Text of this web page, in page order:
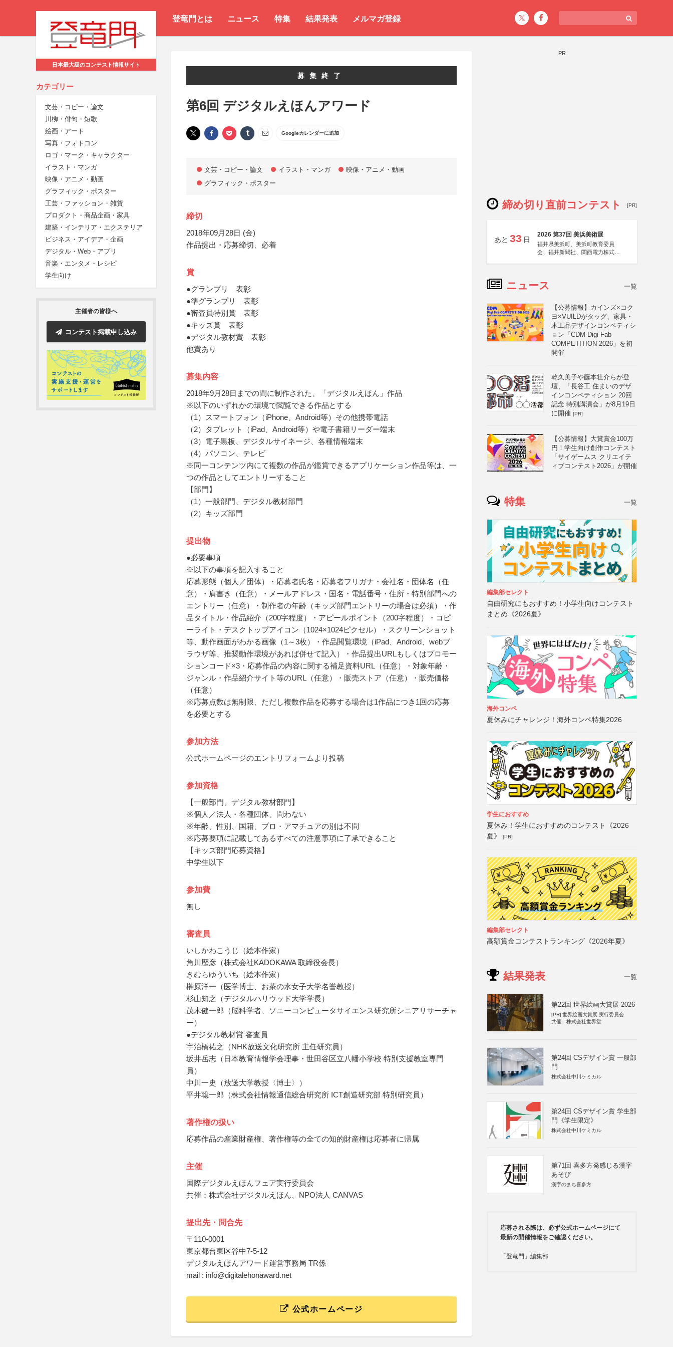
登竜門とは ニュース 特集 結果発表 メルマガ登録
日本最大級のコンテスト情報サイト
カテゴリー
文芸・コピー・論文
川柳・俳句・短歌
絵画・アート
写真・フォトコン
ロゴ・マーク・キャラクター
イラスト・マンガ
映像・アニメ・動画
グラフィック・ポスター
工芸・ファッション・雑貨
プロダクト・商品企画・家具
建築・インテリア・エクステリア
ビジネス・アイデア・企画
デジタル・Web・アプリ
音楽・エンタメ・レシピ
学生向け
主催者の皆様へ
コンテスト掲載申し込み
募集終了
第6回 デジタルえほんアワード
Googleカレンダーに追加
文芸・コピー・論文 イラスト・マンガ
映像・アニメ・動画
グラフィック・ポスター
締切
2018年09月28日 (金)
作品提出・応募締切、必着
賞
●グランプリ 表彰
●準グランプリ 表彰
●審査員特別賞 表彰
●キッズ賞 表彰
●デジタル教材賞 表彰
他賞あり
募集内容
2018年9月28日までの間に制作された、「デジタルえほん」作品
※以下のいずれかの環境で閲覧できる作品とする
（1）スマートフォン（iPhone、Android等）その他携帯電話
（2）タブレット（iPad、Android等）や電子書籍リーダー端末
（3）電子黒板、デジタルサイネージ、各種情報端末
（4）パソコン、テレビ
※同一コンテンツ内にて複数の作品が鑑賞できるアプリケーション作品等は、一
つの作品としてエントリーすること
【部門】
（1）一般部門、デジタル教材部門
（2）キッズ部門
提出物
●必要事項
※以下の事項を記入すること
応募形態（個人／団体）・応募者氏名・応募者フリガナ・会社名・団体名（任
意）・肩書き（任意）・メールアドレス・国名・電話番号・住所・特別部門への
エントリー（任意）・制作者の年齢（キッズ部門エントリーの場合は必須）・作
品タイトル・作品紹介（200字程度）・アピールポイント（200字程度）・コピ
ーライト・デスクトップアイコン（1024×1024ピクセル）・スクリーンショット
等、動作画面がわかる画像（1～3枚）・作品閲覧環境（iPad、Android、webブ
ラウザ等、推奨動作環境があれば併せて記入）・作品提出URLもしくはプロモー
ションコード×3・応募作品の内容に関する補足資料URL（任意）・対象年齢・
ジャンル・作品紹介サイト等のURL（任意）・販売ストア（任意）・販売価格
（任意）
※応募点数は無制限、ただし複数作品を応募する場合は1作品につき1回の応募
を必要とする
参加方法
公式ホームページのエントリフォームより投稿
参加資格
【一般部門、デジタル教材部門】
※個人／法人・各種団体、問わない
※年齢、性別、国籍、プロ・アマチュアの別は不問
※応募要項に記載してあるすべての注意事項に了承できること
【キッズ部門応募資格】
中学生以下
参加費
無し
審査員
いしかわこうじ（絵本作家）
角川歴彦（株式会社KADOKAWA 取締役会長）
きむらゆういち（絵本作家）
榊原洋一（医学博士、お茶の水女子大学名誉教授）
杉山知之（デジタルハリウッド大学学長）
茂木健一郎（脳科学者、ソニーコンピュータサイエンス研究所シニアリサーチャ
ー）
●デジタル教材賞 審査員
宇治橋祐之（NHK放送文化研究所 主任研究員）
坂井岳志（日本教育情報学会理事・世田谷区立八幡小学校 特別支援教室専門
員）
中川一史（放送大学教授〈博士〉）
平井聡一郎（株式会社情報通信総合研究所 ICT創造研究部 特別研究員）
著作権の扱い
応募作品の産業財産権、著作権等の全ての知的財産権は応募者に帰属
主催
国際デジタルえほんフェア実行委員会
共催：株式会社デジタルえほん、NPO法人 CANVAS
提出先・問合先
〒110-0001
東京都台東区谷中7-5-12
デジタルえほんアワード運営事務局 TR係
mail : info@digitalehonaward.net
公式ホームページ
PR
締め切り直前コンテスト [PR]
あと 33 日
2026 第37回 美浜美術展
福井県美浜町、美浜町教育委員
会、福井新聞社、関西電力株式会
ニュース 一覧
【公募情報】カインズ×コク
ヨ×VUILDがタッグ、家具・
木工品デザインコンペティシ
ョン「CDM Digi Fab
COMPETITION 2026」を初
開催
乾久美子や藤本壮介らが登
壇、「長谷工 住まいのデザ
インコンペティション 20回
記念 特別講演会」が8月19日
に開催 [PR]
【公募情報】大賞賞金100万
円！学生向け創作コンテスト
「サイゲームス クリエイテ
ィブコンテスト2026」が開催
特集 一覧
編集部セレクト
自由研究にもおすすめ！小学生向けコンテスト
まとめ《2026夏》
海外コンペ
夏休みにチャレンジ！海外コンペ特集2026
学生におすすめ
夏休み！学生におすすめのコンテスト《2026
夏》
[PR]
編集部セレクト
高額賞金コンテストランキング《2026年夏》
結果発表 一覧
第22回 世界絵画大賞展 2026
[PR] 世界絵画大賞展 実行委員会
共催：株式会社世界堂
第24回 CSデザイン賞 一般部
門
株式会社中川ケミカル
第24回 CSデザイン賞 学生部
門《学生限定》
株式会社中川ケミカル
第71回 喜多方発感じる漢字
あそび
漢字のまち喜多方
応募される際は、必ず公式ホームページにて
最新の開催情報をご確認ください。
「登竜門」編集部